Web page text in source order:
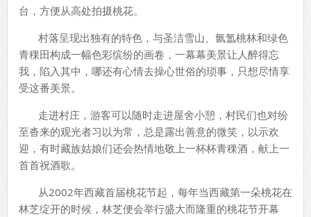
台，方便从高处拍摄桃花。
村落呈现出独有的特色，与圣洁雪山、氤氲桃林和绿色
青稞田构成一幅色彩缤纷的画卷，一幕幕美景让人醉得忘
我，陷入其中，哪还有心情去操心世俗的琐事，只想尽情享
受这番美景。
走进村庄，游客可以随时走进屋舍小憩，村民们也对纷
至沓来的观光者习以为常，总是露出善意的微笑，以示欢
迎，有时藏族姑娘们还会热情地敬上一杯杯青稞酒，献上一
首首祝酒歌。
从2002年西藏首届桃花节起，每年当西藏第一朵桃花在
林芝绽开的时候，林芝便会举行盛大而隆重的桃花节开幕